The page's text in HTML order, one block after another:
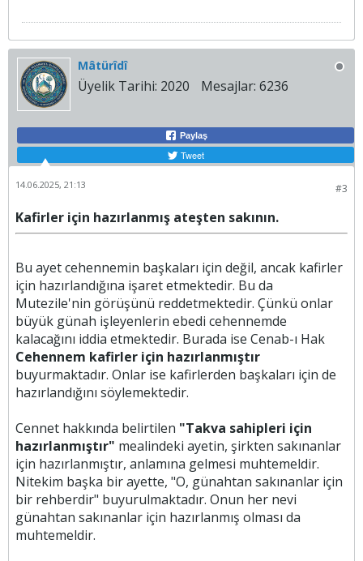
Mâtürîdî
Üyelik Tarihi: 2020 Mesajlar: 6236
Paylaş
Tweet
#3
14.06.2025, 21:13
Kafirler için hazırlanmış ateşten sakının.
Bu ayet cehennemin başkaları için değil, ancak kafirler
için hazırlandığına işaret etmektedir. Bu da
Mutezile'nin görüşünü reddetmektedir. Çünkü onlar
büyük günah işleyenlerin ebedi cehennemde
kalacağını iddia etmektedir. Burada ise Cenab-ı Hak
Cehennem kafirler için hazırlanmıştır
buyurmaktadır. Onlar ise kafirlerden başkaları için de
hazırlandığını söylemektedir.
Cennet hakkında belirtilen "Takva sahipleri için
hazırlanmıştır" mealindeki ayetin, şirkten sakınanlar
için hazırlanmıştır, anlamına gelmesi muhtemeldir.
Nitekim başka bir ayette, "O, günahtan sakınanlar için
bir rehberdir" buyurulmaktadır. Onun her nevi
günahtan sakınanlar için hazırlanmış olması da
muhtemeldir.